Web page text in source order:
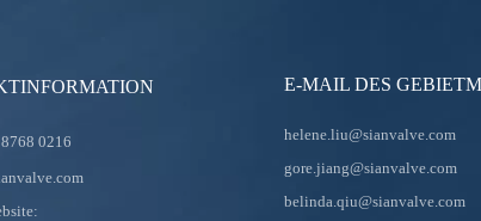
0216
E-MAIL DES
helene.liu@sianvalve.com
gore.jiang@sianvalve.com
belinda.qiu@sianvalve.com